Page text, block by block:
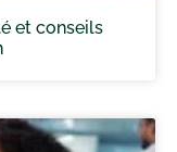
et conseils